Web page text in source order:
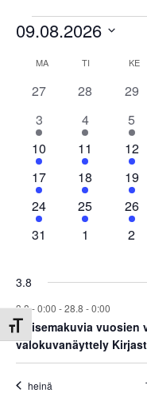
Toggle Font size
09.08.2026
päivä.
Kalenteri
MAMAANANTAI
TI KE
0
27
0
28
0
29
1
tapahtuma
3
1
tapahtuma
4
1
5
1
tapahtuma
10
1
tapahtuma
11
2
12
1
tapahtuma
17
1
tapahtuma
18
2
19
1
tapahtuma
24
1
tapahtuma
25
1
26
0
31
0
1
0
2
3.8
3.8 - 0:00 -28.8 - 0:00
Maisemakuvia
valokuvanäyttely
heinä